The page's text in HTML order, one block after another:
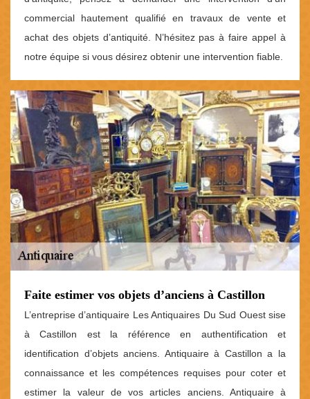
commercial hautement qualifié en travaux de vente et
achat des objets d’antiquité. N’hésitez pas à faire appel à
notre équipe si vous désirez obtenir une intervention fiable.
Faite estimer vos objets d’anciens à Castillon
L’entreprise d’antiquaire Les Antiquaires Du Sud Ouest sise
à Castillon est la référence en authentification et
identification d’objets anciens. Antiquaire à Castillon a la
connaissance et les compétences requises pour coter et
estimer la valeur de vos articles anciens. Antiquaire à